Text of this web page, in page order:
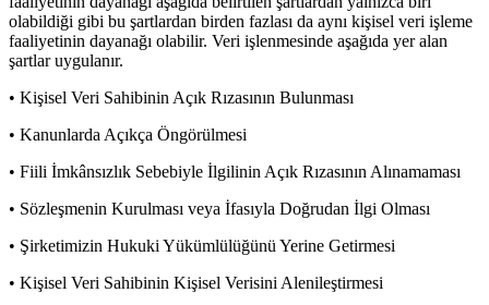
olabildiği gibi bu şartlardan birden fazlası da aynı kişisel veri işleme
faaliyetinin dayanağı olabilir. Veri işlenmesinde aşağıda yer alan
şartlar uygulanır.
• Kişisel Veri Sahibinin Açık Rızasının Bulunması
• Kanunlarda Açıkça Öngörülmesi
• Fiili İmkânsızlık Sebebiyle İlgilinin Açık Rızasının Alınamaması
• Sözleşmenin Kurulması veya İfasıyla Doğrudan İlgi Olması
• Şirketimizin Hukuki Yükümlülüğünü Yerine Getirmesi
• Kişisel Veri Sahibinin Kişisel Verisini Alenileştirmesi